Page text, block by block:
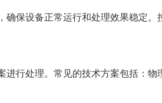
保设备正常运行和处理效果稳定
行处理。常见的技术方案包括：